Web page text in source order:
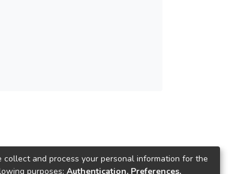
collect and process your personal information for the
purposes: Authentication, Preferences,